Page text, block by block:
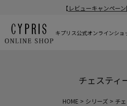
【 レビューキャンペーン
キプリス公式オンラインショ
チェスティ
HOME シリーズ チ